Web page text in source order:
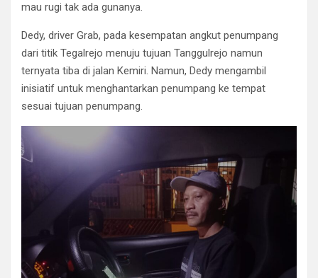
mau rugi tak ada gunanya.
Dedy, driver Grab, pada kesempatan angkut penumpang
dari titik Tegalrejo menuju tujuan Tanggulrejo namun
ternyata tiba di jalan Kemiri. Namun, Dedy mengambil
inisiatif untuk menghantarkan penumpang ke tempat
sesuai tujuan penumpang.